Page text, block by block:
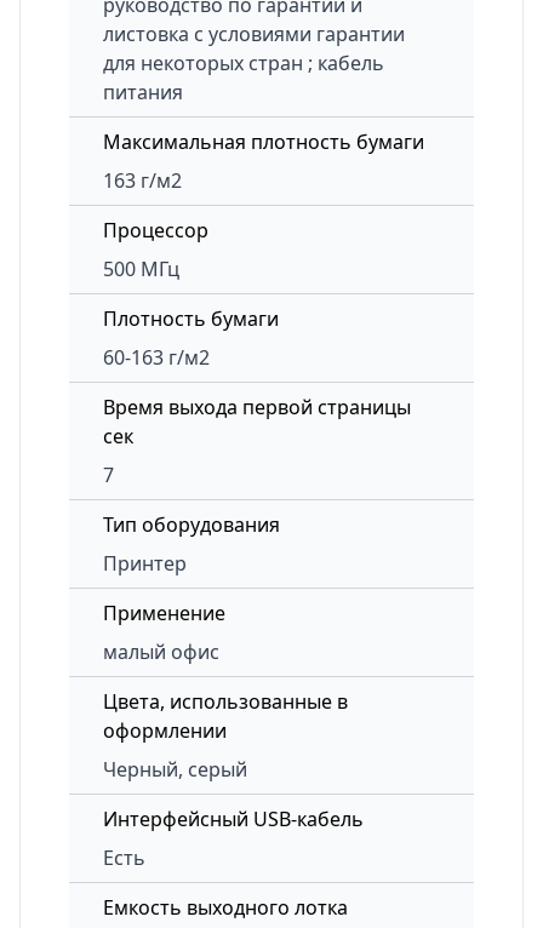
листовка с условиями гарантии
для некоторых стран ; кабель
питания
Максимальная плотность бумаги
163 г/м2
Процессор
500 МГц
Плотность бумаги
60-163 г/м2
Время выхода первой страницы
сек
7
Тип оборудования
Принтер
Применение
малый офис
Цвета, использованные в
оформлении
Черный, серый
Интерфейсный USB-кабель
Есть
Емкость выходного лотка